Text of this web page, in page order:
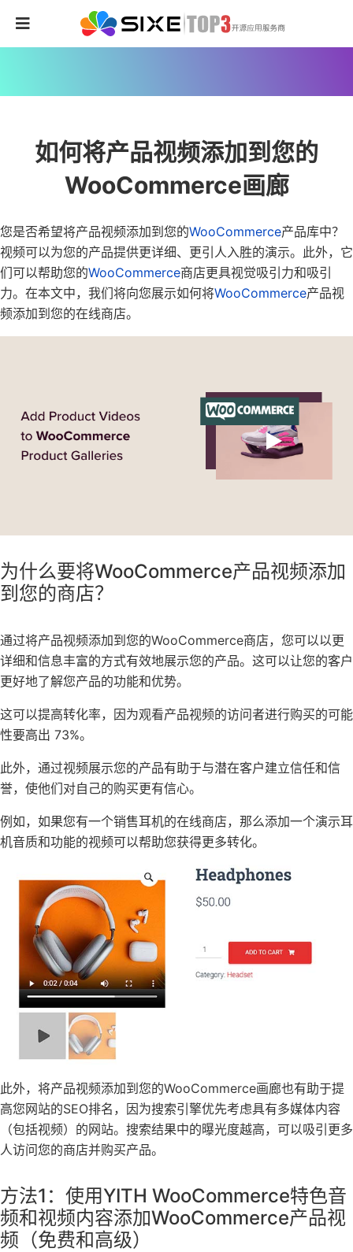
如何将产品视频添加到您的
WooCommerce画廊
您是否希望将产品视频添加到您的WooCommerce产品库中？
视频可以为您的产品提供更详细、更引人入胜的演示。此外，它
们可以帮助您的WooCommerce商店更具视觉吸引力和吸引
力。在本文中，我们将向您展示如何将WooCommerce产品视
频添加到您的在线商店。
为什么要将WooCommerce产品视频添加
到您的商店？
通过将产品视频添加到您的WooCommerce商店，您可以以更
详细和信息丰富的方式有效地展示您的产品。这可以让您的客户
更好地了解您产品的功能和优势。
这可以提高转化率，因为观看产品视频的访问者进行购买的可能
性要高出 73%。
此外，通过视频展示您的产品有助于与潜在客户建立信任和信
誉，使他们对自己的购买更有信心。
例如，如果您有一个销售耳机的在线商店，那么添加一个演示耳
机音质和功能的视频可以帮助您获得更多转化。
此外，将产品视频添加到您的WooCommerce画廊也有助于提
高您网站的SEO排名，因为搜索引擎优先考虑具有多媒体内容
（包括视频）的网站。搜索结果中的曝光度越高，可以吸引更多
人访问您的商店并购买产品。
方法1：使用YITH WooCommerce特色音
频和视频内容添加WooCommerce产品视
频（免费和高级）